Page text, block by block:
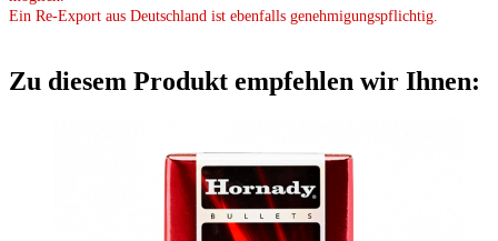
Ein Re-Export aus Deutschland ist ebenfalls genehmigungspflichtig.
Zu diesem Produkt empfehlen wir Ihnen: